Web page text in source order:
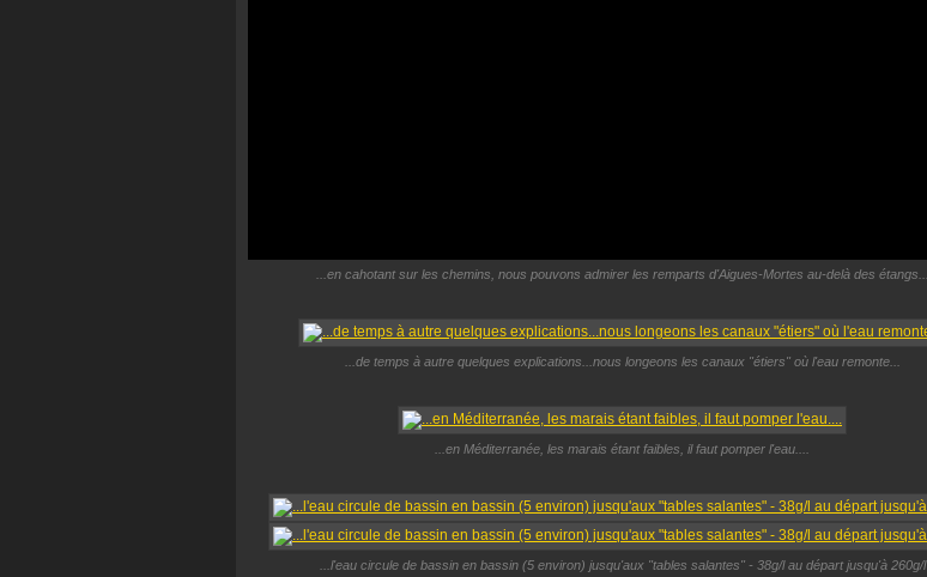
...en cahotant sur les chemins, nous pouvons admirer les remparts d'Aigues-Mortes au-delà des étangs...
...de temps à autre quelques explications...nous longeons les canaux "étiers" où l'eau remonte...
...en Méditerranée, les marais étant faibles, il faut pomper l'eau....
...l'eau circule de bassin en bassin (5 environ) jusqu'aux "tables salantes" - 38g/l au départ jusqu'à 260g/l